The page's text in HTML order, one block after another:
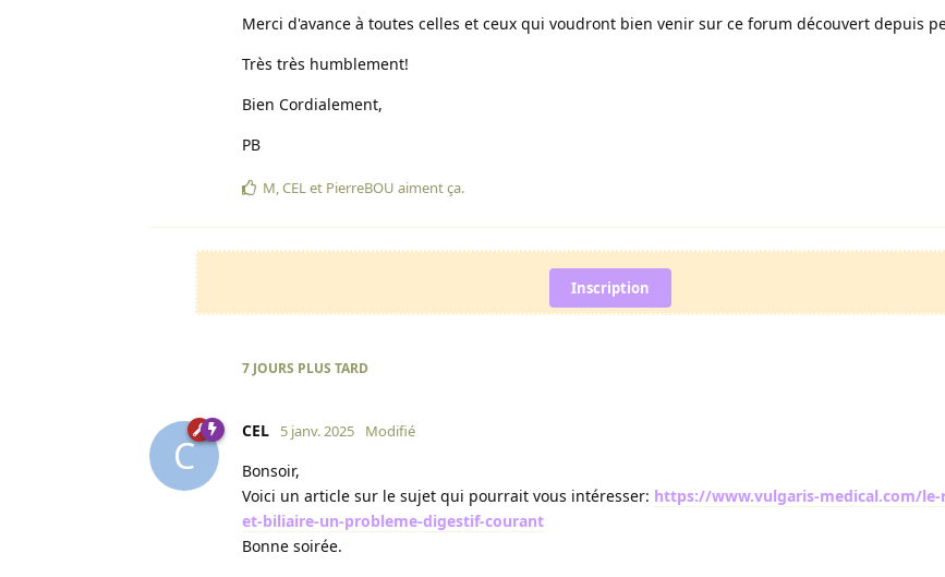
Merci d'avance à toutes celles et ceux qui voudront bien venir sur ce forum découvert depuis
Très très humblement!
Bien Cordialement,
PB
M,CELet PierreBOU aiment ça.
Inscription
7 JOURS PLUS TARD
C
CEL 5 janv. 2025 Modifié
Bonsoir,
Voici un article sur le sujet qui pourrait vous intéresser: https://www.vulgaris-medical.com/
et-biliaire-un-probleme-digestif-courant
Bonne soirée.